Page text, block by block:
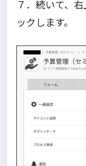
７．続いて、
ックします。